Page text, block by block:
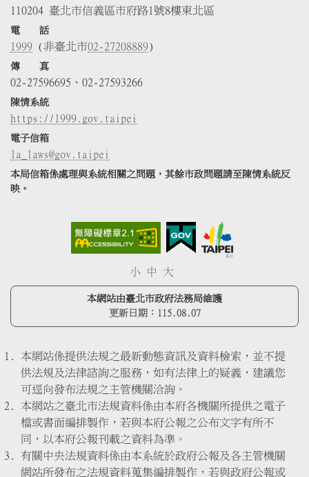
110204 臺北市信義區市府路1號8樓東北區
電 話
1999 (非臺北市02-27208889)
傳 真
02-27596695、02-27593266
陳情系統
https://1999.gov.taipei
電子信箱
la_laws@gov.taipei
本局信箱係處理與系統相關之問題，其餘市政問題請至陳情系統反
映。
小 中 大
本網站由臺北市政府法務局維護
更新日期： 115.08.07
本網站係提供法規之最新動態資訊及資料檢索，並不提
供法規及法律諮詢之服務，如有法律上的疑義，建議您
可逕向發布法規之主管機關洽詢。
本網站之臺北市法規資料係由本府各機關所提供之電子
檔或書面編排製作，若與本府公報之公布文字有所不
同，以本府公報刊載之資料為準。
有關中央法規資料係由本系統於政府公報及各主管機關
網站所發布之法規資料蒐集編排製作，若與政府公報或